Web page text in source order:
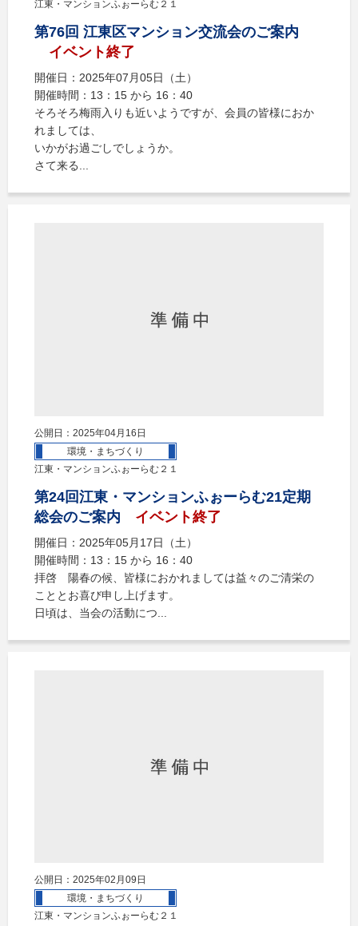
江東・マンションふぉーらむ２１
第76回 江東区マンション交流会のご案内
イベント終了
開催日：2025年07月05日（土）
開催時間：13：15 から 16：40
そろそろ梅雨入りも近いようですが、会員の皆様におか
れましては、
いかがお過ごしでしょうか。
さて来る...
公開日：2025年04月16日
環境・まちづくり
江東・マンションふぉーらむ２１
第24回江東・マンションふぉーらむ21定期
総会のご案内
イベント終了
開催日：2025年05月17日（土）
開催時間：13：15 から 16：40
拝啓 陽春の候、皆様におかれましては益々のご清栄の
こととお喜び申し上げます。
日頃は、当会の活動につ...
公開日：2025年02月09日
環境・まちづくり
江東・マンションふぉーらむ２１